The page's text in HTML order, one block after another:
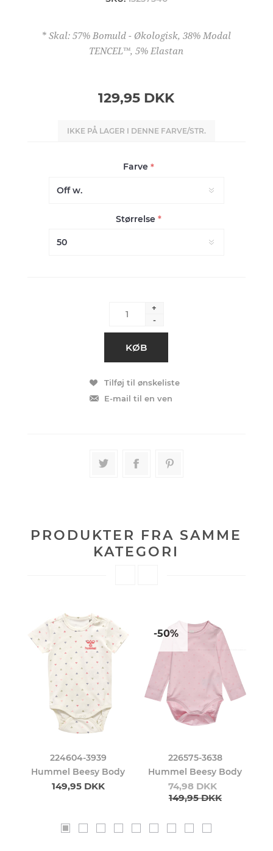
* Skal: 57% Bomuld - Økologisk, 38% Modal
TENCEL™, 5% Elastan
129,95 DKK
IKKE PÅ LAGER I DENNE FARVE/STR.
Farve*
Størrelse*
+
-
PRODUKTER FRA SAMME
KATEGORI
224604-3939
Hummel Beesy Body
149,95 DKK
-50%
226575-3638
Hummel Beesy Body
74,98 DKK
149,95 DKK